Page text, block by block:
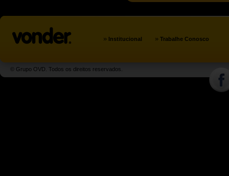
» Institucional » Trabalhe Conosco
© Grupo OVD. Todos os direitos reservados.